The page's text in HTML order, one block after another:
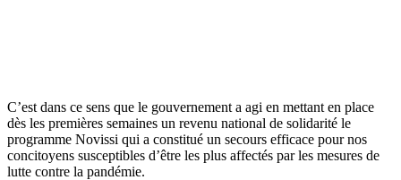
C’est dans ce sens que le gouvernement a agi en mettant en place
dès les premières semaines un revenu national de solidarité le
programme Novissi qui a constitué un secours efficace pour nos
concitoyens susceptibles d’être les plus affectés par les mesures de
lutte contre la pandémie.